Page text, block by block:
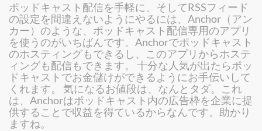
ポッドキャスト配信を手軽に、そしてRSSフィード
の設定を間違えないようにやるには、Anchor（アン
カー）のような、ポッドキャスト配信専用のアプリ
を使うのがいちばんです。Anchorでポッドキャスト
のホスティングもできるし、このアプリからホステ
ィングも配信もできます。 十分な人気が出たらポッ
ドキャストでお金儲けができるようにお手伝いして
くれます。 気になるお値段は、なんとタダ。これ
は、Anchorはポッドキャスト内の広告枠を企業に提
供することで収益を得ているからなんです。助かり
ますね。